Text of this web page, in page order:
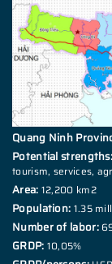
Quang Ninh
Potential
tourism, services,
Area: 12,200 km2
Population: 1.35
Number of labor:
GRDP: 10,05%